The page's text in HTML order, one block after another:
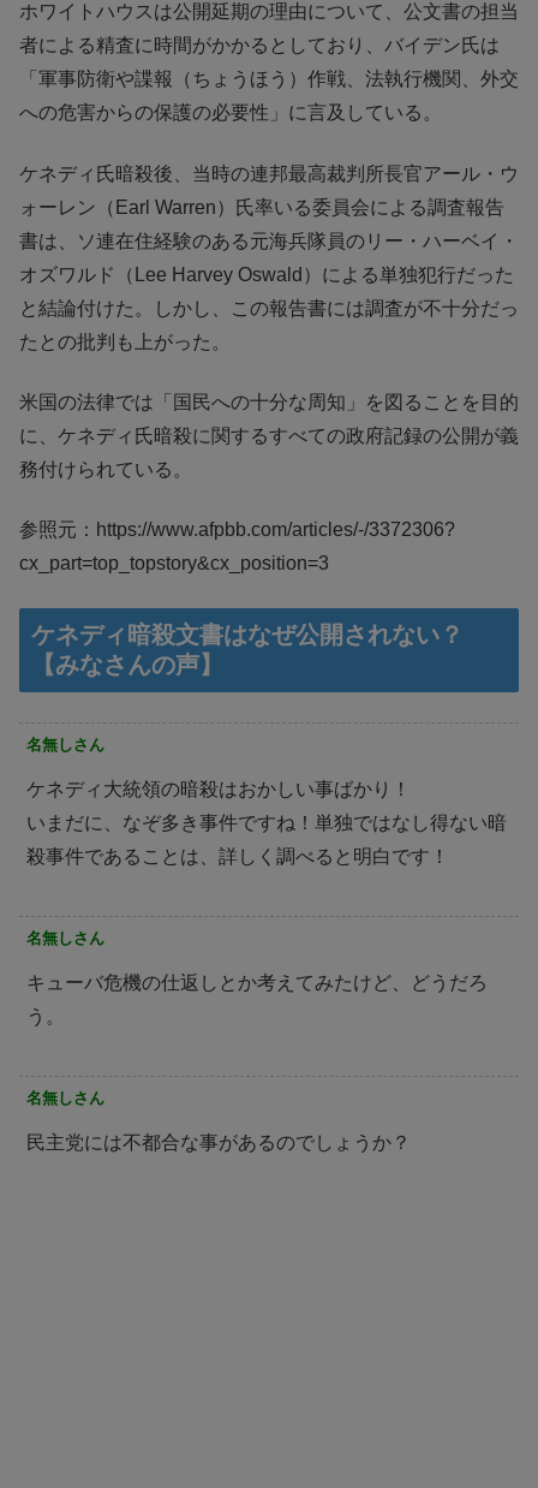
ホワイトハウスは公開延期の理由について、公文書の担当
者による精査に時間がかかるとしており、バイデン氏は
「軍事防衛や諜報（ちょうほう）作戦、法執行機関、外交
への危害からの保護の必要性」に言及している。
ケネディ氏暗殺後、当時の連邦最高裁判所長官アール・ウ
ォーレン（Earl Warren）氏率いる委員会による調査報告
書は、ソ連在住経験のある元海兵隊員のリー・ハーベイ・
オズワルド（Lee Harvey Oswald）による単独犯行だった
と結論付けた。しかし、この報告書には調査が不十分だっ
たとの批判も上がった。
米国の法律では「国民への十分な周知」を図ることを目的
に、ケネディ氏暗殺に関するすべての政府記録の公開が義
務付けられている。
参照元：https://www.afpbb.com/articles/-/3372306?
cx_part=top_topstory&cx_position=3
ケネディ暗殺文書はなぜ公開されない？
【みなさんの声】
名無しさん
ケネディ大統領の暗殺はおかしい事ばかり！
いまだに、なぞ多き事件ですね！単独ではなし得ない暗
殺事件であることは、詳しく調べると明白です！
名無しさん
キューバ危機の仕返しとか考えてみたけど、どうだろ
う。
名無しさん
民主党には不都合な事があるのでしょうか？